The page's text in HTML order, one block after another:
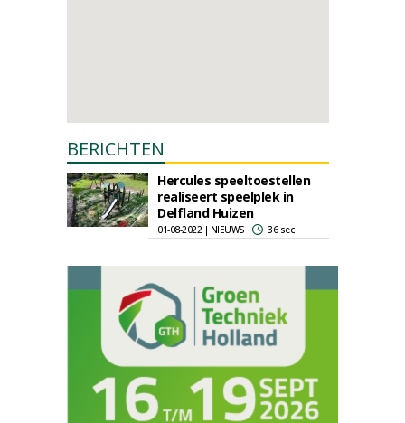
BERICHTEN
Hercules speeltoestellen
realiseert speelplek in
Delfland Huizen
01-08-2022 | NIEUWS 36 sec